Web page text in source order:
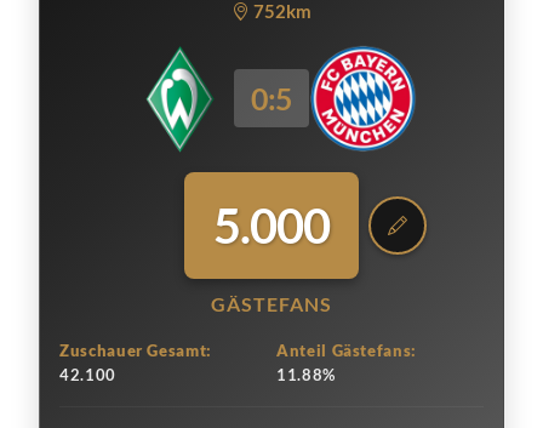
752km
0:5
5.000
GÄSTEFANS
Zuschauer Gesamt:
42.100
Anteil Gästefans:
11.88%